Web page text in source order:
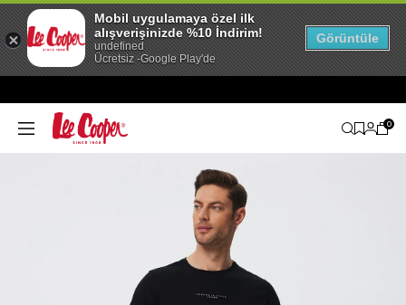
0
Mobil uygulamaya özel ilk
alışverişinizde %10 İndirim!
undefined
Ücretsiz -Google Play'de
Görüntüle